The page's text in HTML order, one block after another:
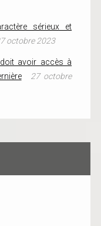
sérieux et
octobre 2023
avoir accès à
27 octobre